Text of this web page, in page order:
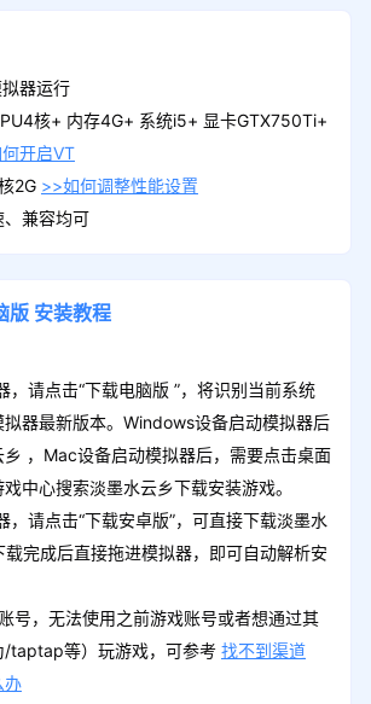
器运行
核+ 内存4G+ 系统i5+ 显卡GTX750Ti+
开启VT
2G >>如何调整性能设置
、兼容均可
版 安装教程
请点击“下载电脑版 ”，将识别当前系统
器最新版本。Windows设备启动模拟器后
，Mac设备启动模拟器后，需要点击桌面
中心搜索淡墨水云乡下载安装游戏。
请点击“下载安卓版”，可直接下载淡墨水
完成后直接拖进模拟器，即可自动解析安
号，无法使用之前游戏账号或者想通过其
/taptap等）玩游戏，可参考 找不到渠道
办